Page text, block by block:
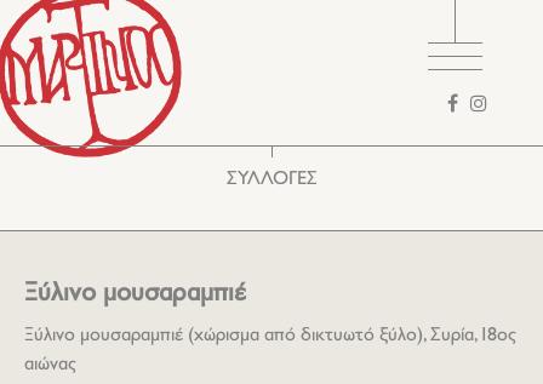
αναζήτησης
ΣΥΛΛΟΓΕΣ
Ξύλινο μουσαραμπιέ
Ξύλινο μουσαραμπιέ (χώρισμα από δικτυωτό ξύλο), Συρία, 18ος
αιώνας